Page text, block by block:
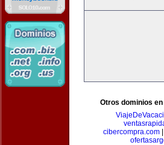
Otros dominios
cibercompra.com|